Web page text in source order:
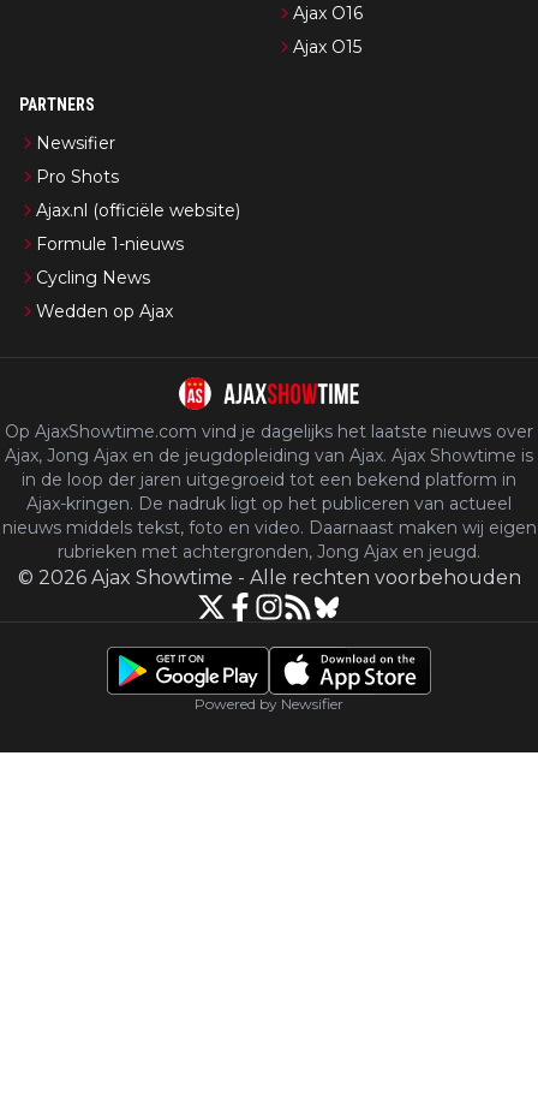
Ajax O16
Ajax O15
PARTNERS
Newsifier
Pro Shots
Ajax.nl (officiële website)
Formule 1-nieuws
Cycling News
Wedden op Ajax
Op AjaxShowtime.com vind je dagelijks het laatste nieuws over
Ajax, Jong Ajax en de jeugdopleiding van Ajax. Ajax Showtime is
in de loop der jaren uitgegroeid tot een bekend platform in
Ajax-kringen. De nadruk ligt op het publiceren van actueel
nieuws middels tekst, foto en video. Daarnaast maken wij eigen
rubrieken met achtergronden, Jong Ajax en jeugd.
© 2026 Ajax Showtime - Alle rechten voorbehouden
Powered by Newsifier